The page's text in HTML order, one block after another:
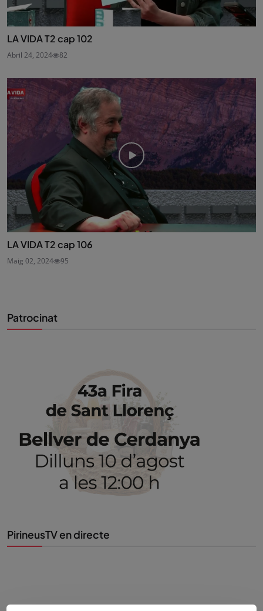
LA VIDA T2 cap 102
Abril 24, 2024 82
LA VIDA T2 cap 106
Maig 02, 2024 95
Patrocinat
PirineusTV en directe